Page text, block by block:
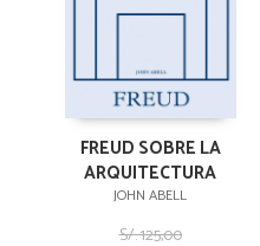
FREUD SOBRE LA
ARQUITECTURA
JOHN ABELL
S/. 125,00